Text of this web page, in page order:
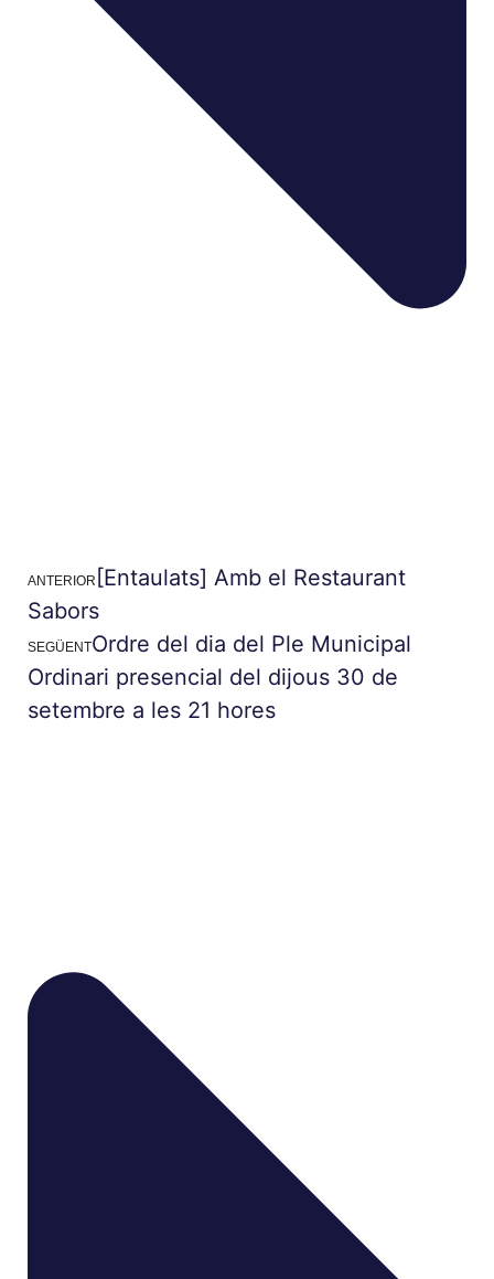
ANTERIOR [Entaulats] Amb el Restaurant
Sabors
SEGÜENTOrdre del dia del Ple Municipal
Ordinari presencial del dijous 30 de
setembre a les 21 hores